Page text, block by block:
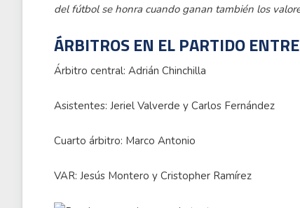
del fútbol se honra cuando ganan también los
ÁRBITROS EN EL PARTIDO
Árbitro central: Adrián Chinchilla
Asistentes: Jeriel Valverde y Carlos Fernández
Cuarto árbitro: Marco Antonio
VAR: Jesús Montero y Cristopher Ramírez